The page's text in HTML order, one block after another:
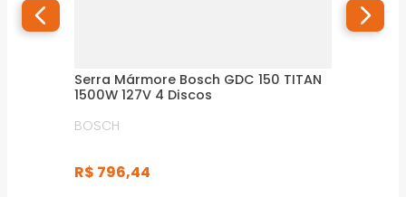
Serra Mármore Bosch GDC 150 TITAN
1500W 127V 4 Discos
BOSCH
R$ 796,44